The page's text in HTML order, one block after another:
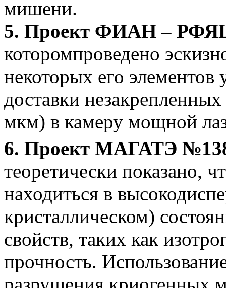
мишени.
5. Проект ФИАН –
которомпроведено
некоторых его элементов
доставки
мкм) в камеру мощной
6. Проект МАГАТЭ
теоретически показано,
находиться в
кристаллическом)
свойств, таких как
прочность.